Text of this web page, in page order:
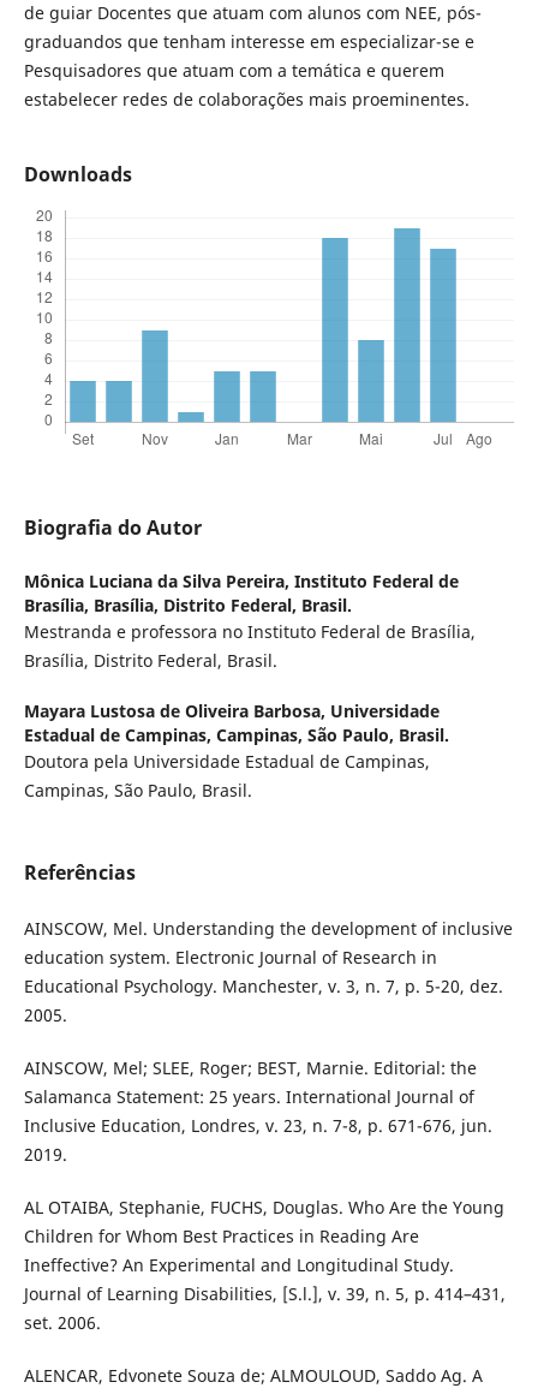
de guiar Docentes que atuam com alunos com NEE, pós-
graduandos que tenham interesse em especializar-se e
Pesquisadores que atuam com a temática e querem
estabelecer redes de colaborações mais proeminentes.
Downloads
Biografia do Autor
Mônica Luciana da Silva Pereira, Instituto Federal de
Brasília, Brasília, Distrito Federal, Brasil.
Mestranda e professora no Instituto Federal de Brasília,
Brasília, Distrito Federal, Brasil.
Mayara Lustosa de Oliveira Barbosa, Universidade
Estadual de Campinas, Campinas, São Paulo, Brasil.
Doutora pela Universidade Estadual de Campinas,
Campinas, São Paulo, Brasil.
Referências
AINSCOW, Mel. Understanding the development of inclusive
education system. Electronic Journal of Research in
Educational Psychology. Manchester, v. 3, n. 7, p. 5-20, dez.
2005.
AINSCOW, Mel; SLEE, Roger; BEST, Marnie. Editorial: the
Salamanca Statement: 25 years. International Journal of
Inclusive Education, Londres, v. 23, n. 7-8, p. 671-676, jun.
2019.
AL OTAIBA, Stephanie, FUCHS, Douglas. Who Are the Young
Children for Whom Best Practices in Reading Are
Ineffective? An Experimental and Longitudinal Study.
Journal of Learning Disabilities, [S.l.], v. 39, n. 5, p. 414–431,
set. 2006.
ALENCAR, Edvonete Souza de; ALMOULOUD, Saddo Ag. A